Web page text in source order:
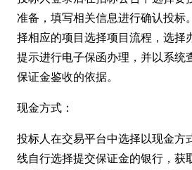
准备，填写相关信息进行确认投标
择相应的项目选择项目流程，选择
提示进行电子保函办理，并以系统
保证金鉴收的依据。
现金方式：
投标人在交易平台中选择以现金方
线自行选择提交保证金的银行，获